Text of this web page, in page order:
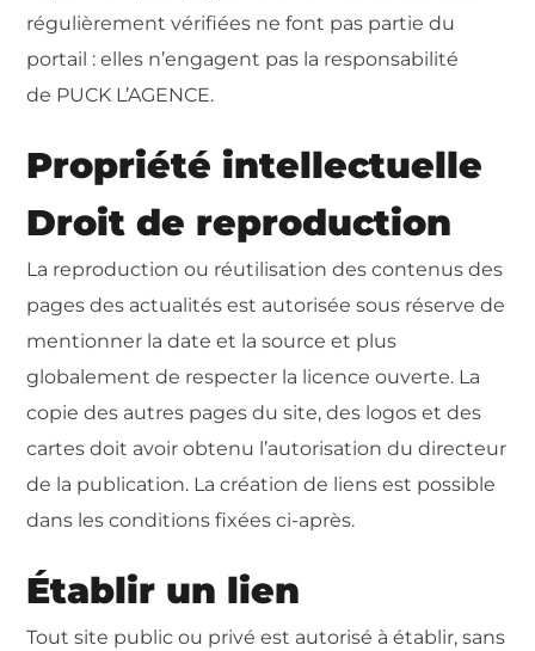
régulièrement vérifiées ne font pas partie du
portail : elles n’engagent pas la responsabilité
de PUCK L’AGENCE.
Propriété intellectuelle
Droit de reproduction
La reproduction ou réutilisation des contenus des
pages des actualités est autorisée sous réserve de
mentionner la date et la source et plus
globalement de respecter la licence ouverte. La
copie des autres pages du site, des logos et des
cartes doit avoir obtenu l’autorisation du directeur
de la publication. La création de liens est possible
dans les conditions fixées ci-après.
Établir un lien
Tout site public ou privé est autorisé à établir, sans